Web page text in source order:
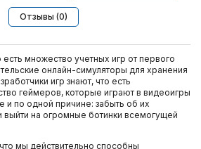
Отзывы (0)
множество учетных игр от первого
онлайн-симуляторы для хранения
игр знают, что есть
геймеров, которые играют в видеоигры
и по одной причине: забыть об их
на огромные ботинки всемогущей
мы действительно способны